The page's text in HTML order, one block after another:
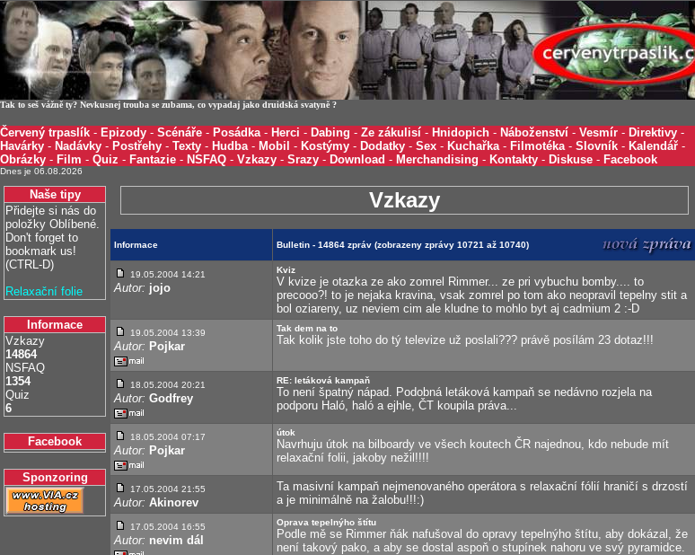
Tak to seš vážně ty? Nevkusnej trouba se zubama, co vypadaj jako druidská svatyně ?
Červený trpaslík - Epizody - Scénáře - Posádka- Herci - Dabing - Ze zákulisí - Hnidopich - Náboženství - Vesmír - Direktivy -
Havárky - Nadávky - Postřehy - Texty - Hudba- Mobil - Kostýmy - Dodatky - Sex - Kuchařka- Filmotéka- Slovník - Kalendář -
Obrázky - Film - Quiz - Fantazie - NSFAQ - Vzkazy - Srazy - Download - Merchandising - Kontakty - Diskuse - Facebook
Dnes je 06.08.2026
Naše tipy
Přidejte si nás do
položky Oblíbené.
Don't forget to
bookmark us!
(CTRL-D)
Relaxační folie
Informace
Vzkazy
14864
NSFAQ
1354
Quiz
6
Facebook
Sponzoring
Vzkazy
Informace Bulletin - 14864 zpráv (zobrazeny zprávy 10721 až 10740)
19.05.2004 14:21
Autor: jojo
Kviz
V kvize je otazka ze ako zomrel Rimmer... ze pri vybuchu bomby.... to
precooo?! to je nejaka kravina, vsak zomrel po tom ako neopravil tepelny stit a
bol oziareny, uz neviem cim ale kludne to mohlo byt aj cadmium 2 :-D
19.05.2004 13:39
Autor: Pojkar
Tak dem na to
Tak kolik jste toho do tý televize už poslali??? právě posílám 23 dotaz!!!
18.05.2004 20:21
Autor: Godfrey
RE: letáková kampaň
To není špatný nápad. Podobná letáková kampaň se nedávno rozjela na
podporu Haló, haló a ejhle, ČT koupila práva...
18.05.2004 07:17
Autor: Pojkar
útok
Navrhuju útok na bilboardy ve všech koutech ČR najednou, kdo nebude mít
relaxační folii, jakoby nežil!!!!
17.05.2004 21:55
Autor: Akinorev
Ta masivní kampaň nejmenovaného operátora s relaxační fólií hraničí s drzostí
a je minimálně na žalobu!!!:)
17.05.2004 16:55
Autor: nevim dál
Oprava tepelnýho štítu
Podle mě se Rimmer ňák nafušoval do opravy tepelnýho štítu, aby dokázal, že
není takový pako, a aby se dostal aspoň o stupínek nahoru ve svý pyramidce.